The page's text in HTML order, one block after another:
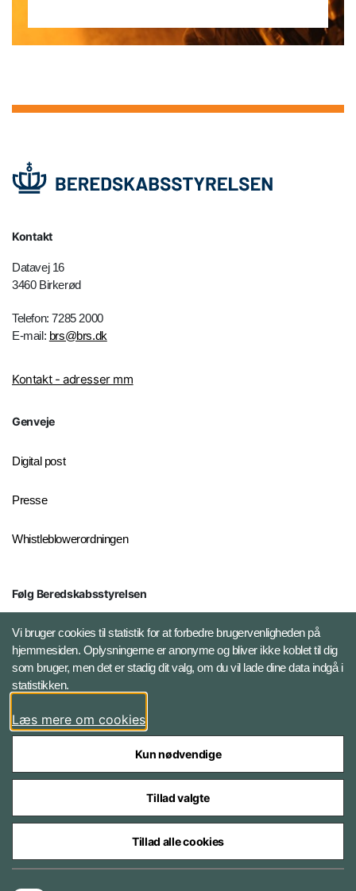
Kontakt
Datavej 16
3460 Birkerød
Telefon: 7285 2000
E-mail: brs@brs.dk
Kontakt - adresser mm
Genveje
Digital post
Presse
Whistleblowerordningen
Følg Beredskabsstyrelsen
X BRSdk
LinkedIn BRS-profil
Vi bruger cookies til statistik for at forbedre brugervenligheden på
hjemmesiden. Oplysningerne er anonyme og bliver ikke koblet til dig
som bruger, men det er stadig dit valg, om du vil lade dine data indgå i
statistikken.
Læs mere om cookies
Kun nødvendige
Tillad valgte
Tillad alle cookies